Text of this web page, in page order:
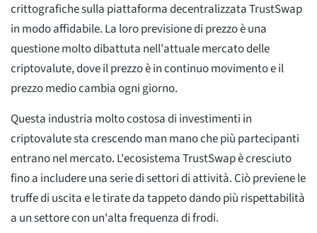
crittografiche sulla piattaforma decentralizzata TrustSwap
in modo affidabile. La loro previsione di prezzo è una
questione molto dibattuta nell'attuale mercato delle
criptovalute, dove il prezzo è in continuo movimento e il
prezzo medio cambia ogni giorno.
Questa industria molto costosa di investimenti in
criptovalute sta crescendo man mano che più partecipanti
entrano nel mercato. L'ecosistema TrustSwap è cresciuto
fino a includere una serie di settori di attività. Ciò previene le
truffe di uscita e le tirate da tappeto dando più rispettabilità
a un settore con un'alta frequenza di frodi.